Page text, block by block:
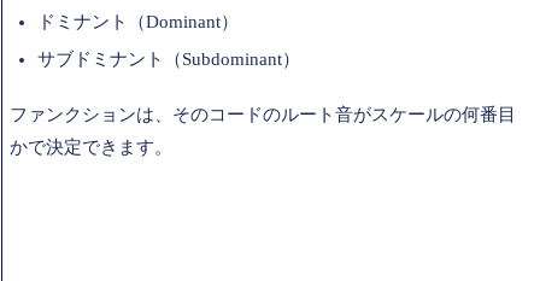
ドミナント（Dominant）
サブドミナント（Subdominant）
ファンクションは、そのコードのルート音がスケールの何番目
かで決定できます。